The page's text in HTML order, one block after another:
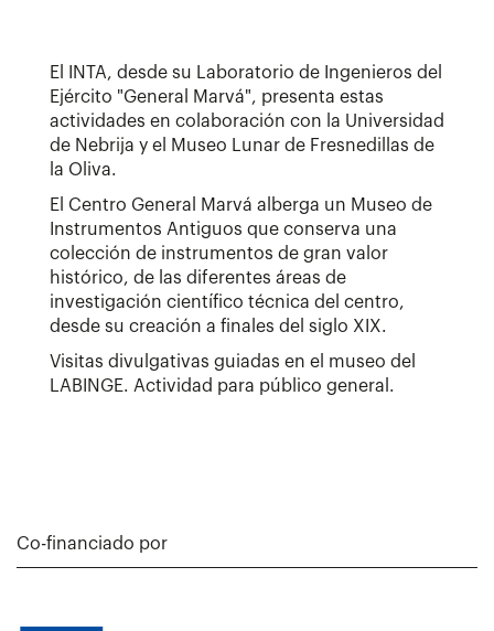
El INTA, desde su Laboratorio de Ingenieros del
Ejército "General Marvá", presenta estas
actividades en colaboración con la Universidad
de Nebrija y el Museo Lunar de Fresnedillas de
la Oliva.
El Centro General Marvá alberga un Museo de
Instrumentos Antiguos que conserva una
colección de instrumentos de gran valor
histórico, de las diferentes áreas de
investigación científico técnica del centro,
desde su creación a finales del siglo XIX.
Visitas divulgativas guiadas en el museo del
LABINGE. Actividad para público general.
Co-financiado por